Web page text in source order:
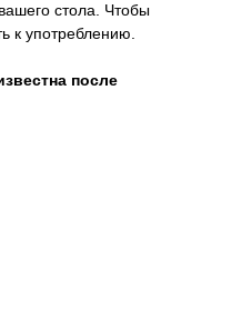
стола. Чтобы
к употреблению.
после